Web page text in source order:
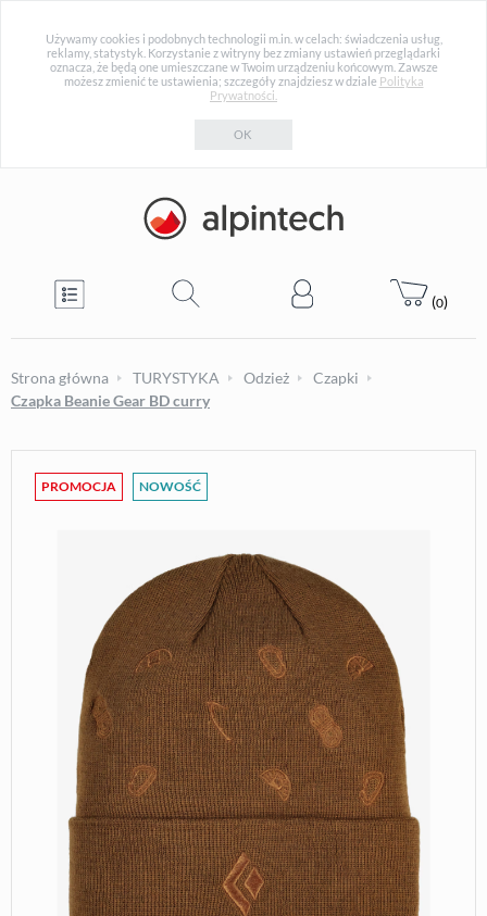
Używamy cookies i podobnych technologii m.in. w celach: świadczenia usług,
reklamy, statystyk. Korzystanie z witryny bez zmiany ustawień przeglądarki
oznacza, że będą one umieszczane w Twoim urządzeniu końcowym. Zawsze
możesz zmienić te ustawienia; szczegóły znajdziesz w dziale Polityka
Prywatności.
OK
(0)
Strona główna TURYSTYKA Odzież
Czapki
Czapka Beanie Gear BD curry
PROMOCJA NOWOŚĆ